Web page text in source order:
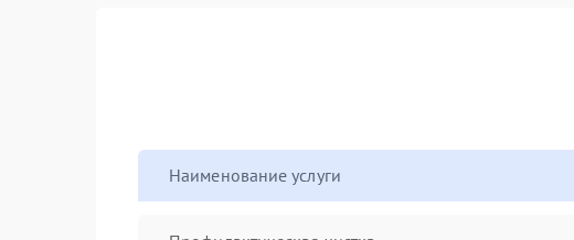
Наименование услуги